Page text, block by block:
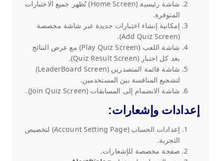
شاشة رئيسية (Home Screen) تُظهر جميع الاختبارات
المتوفرة.
إمكانية إنشاء اختبارات جديدة عبر شاشة مخصصة
(Add Quiz Screen).
شاشة اللعب (Play Quiz Screen) مع عرض النتائج
بعد كل اختبار (Quiz Result Screen).
شاشة قائمة المتصدرين (LeaderBoard Screen)
لتشجيع المنافسة بين المستخدمين.
شاشة الانضمام إلى المسابقات (Join Quiz Screen).
إعدادات وإشعارات:
إعدادات الحساب (Account Setting Page) لتخصيص
التجربة.
صفحة مخصصة للإشعارات.